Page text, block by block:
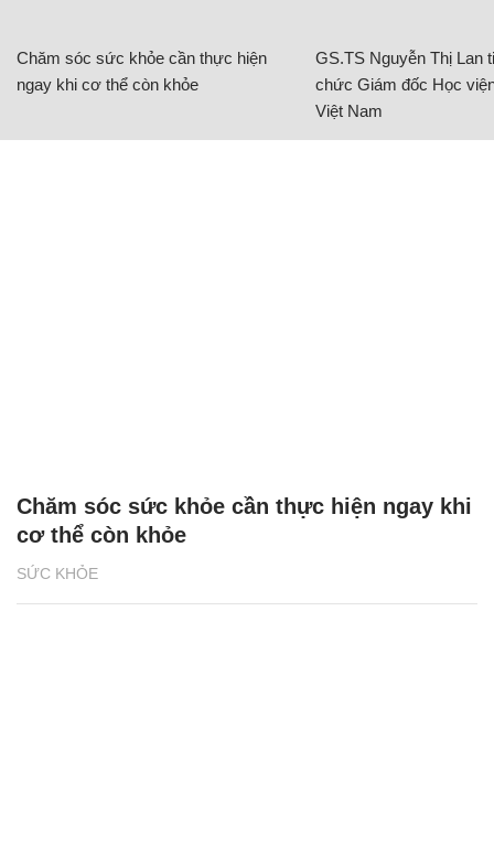
Chăm sóc sức khỏe cần thực hiện
ngay khi cơ thể còn khỏe
GS.TS Nguyễn Thị Lan
chức Giám đốc Học
Việt Nam
SỨC KHỎE
Chăm sóc sức khỏe cần thực hiện ngay khi
cơ thể còn khỏe